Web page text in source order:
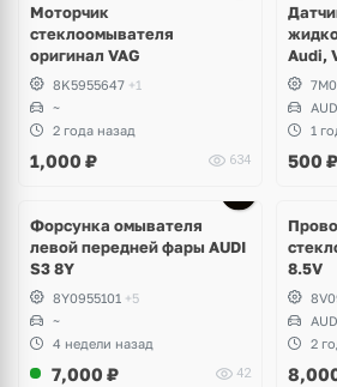
Моторчик
стеклоомывателя
оригинал VAG
8K5955647 +1
~
2 года назад
1,000 ₽ 634
Audi,
Seat,
1
500 ₽
Форсунка омывателя
левой передней фары AUDI
S3 8Y
8Y0955101 +5
~
4 недели назад
7,000 ₽ 42
8.5V
2